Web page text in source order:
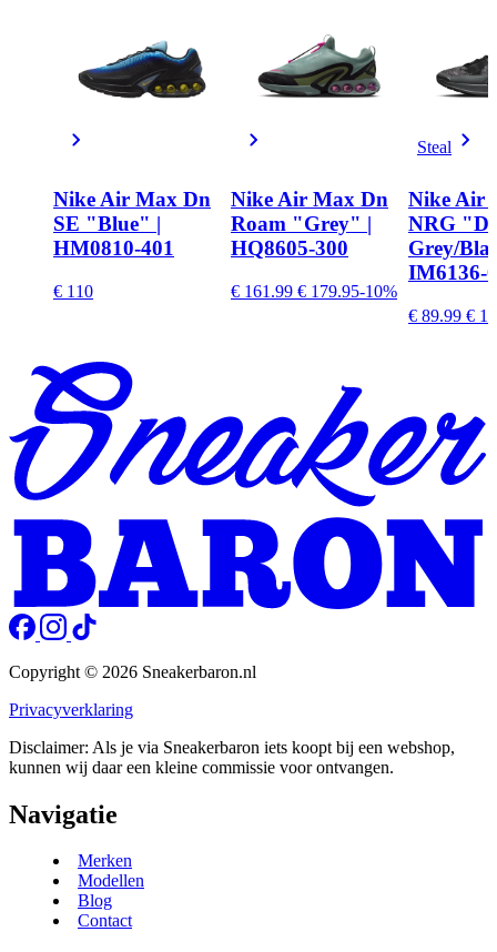
Nike Air Max Dn
SE "Blue" |
HM0810-401
€ 110
Nike Air Max Dn
Roam "Grey" |
HQ8605-300
€ 161.99 € 179.95-10%
Steal
Nike Air
NRG
Grey/
IM6136-
€ 89.99 €
Copyright © 2026 Sneakerbaron.nl
Privacyverklaring
Disclaimer: Als je via Sneakerbaron iets koopt bij een webshop,
kunnen wij daar een kleine commissie voor ontvangen.
Navigatie
Merken
Modellen
Blog
Contact